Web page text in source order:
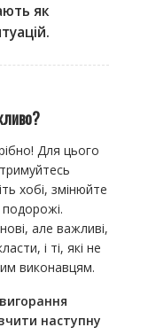
як
Для цього
хобі, змінюйте
але важливі,
і ті, які не
виконавцям.
наступну